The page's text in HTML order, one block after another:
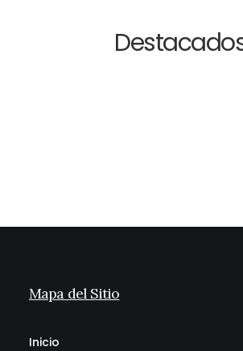
Mapa del Sitio
Inicio